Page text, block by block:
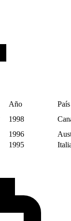
Año
País
1998
1996
1995